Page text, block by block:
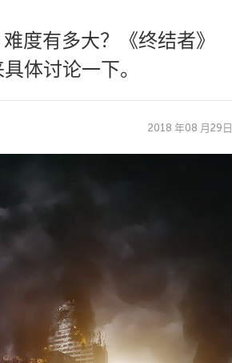
度有多大？《终结者》
体讨论一下。
2018 年08 月29日